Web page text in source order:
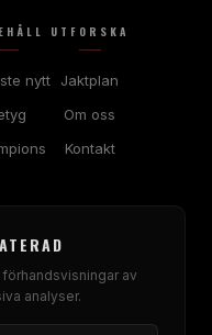
nytt
UTFORSKA
Jaktplan
Om oss
Kontakt
av
analyser.